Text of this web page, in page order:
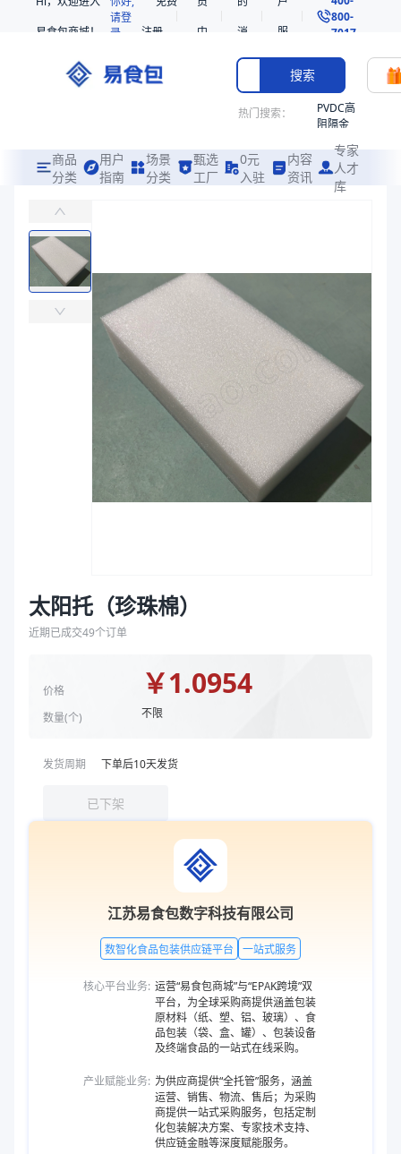
易食包商城！
请登
录
注册
中
消
息
服
务
800-
7017
搜索
热门搜索：
PVDC高
阻隔金
共挤热
收缩袋
SE53
热收缩
拉伸膜
商品
分类
用户
指南
场景
分类
甄选
工厂
0元
入驻
内容
资讯
专家
人才
库
易食包（EPAK）专注于太阳托（珍珠棉）包装，提供详尽的规格参数
价格：￥1.0954
商品参数
商品分类
珍珠棉
纸质
190
535
太阳托（珍珠棉）
近期已成交49个订单
价格
数量(个)
￥1.0954
不限
发货周期 下单后10天发货
已下架
江苏易食包数字科技有限公司
数智化食品包装供应链平台 一站式服务
核心平台业务: 运营“易食包商城”与“EPAK跨境”双
平台，为全球采购商提供涵盖包装
原材料（纸、塑、铝、玻璃）、食
品包装（袋、盒、罐）、包装设备
及终端食品的一站式在线采购。
产业赋能业务: 为供应商提供“全托管”服务，涵盖
运营、销售、物流、售后；为采购
商提供一站式采购服务，包括定制
化包装解决方案、专家技术支持、
供应链金融等深度赋能服务。